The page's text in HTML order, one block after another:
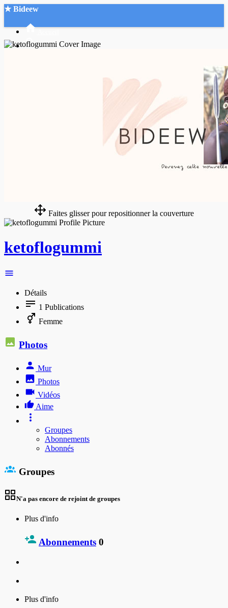
★ Bideew
Faites glisser pour repositionner la couverture
ketoflogummi
Détails
1 Publications
Femme
Photos
Mur
Photos
Vidéos
Aime
Groupes
Abonnements
Abonnés
Groupes
N'a pas encore de rejoint de groupes
Plus d'info
Abonnements 0
Plus d'info